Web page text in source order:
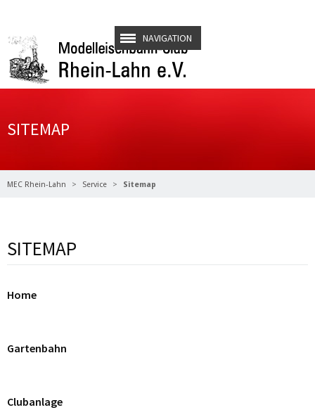
NAVIGATION
SITEMAP
MEC Rhein-Lahn Service Sitemap
SITEMAP
Home
Gartenbahn
Clubanlage